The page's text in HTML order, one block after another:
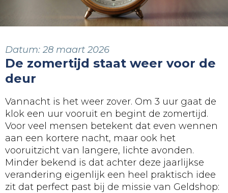
Datum: 28 maart 2026
De zomertijd staat weer voor de
deur
Vannacht is het weer zover. Om 3 uur gaat de
klok een uur vooruit en begint de zomertijd.
Voor veel mensen betekent dat even wennen
aan een kortere nacht, maar ook het
vooruitzicht van langere, lichte avonden.
Minder bekend is dat achter deze jaarlijkse
verandering eigenlijk een heel praktisch idee
zit dat perfect past bij de missie van Geldshop: